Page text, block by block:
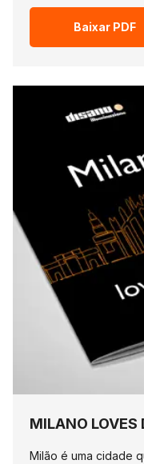
Baixar PDF
MILANO LOVES
Milão é uma cidade